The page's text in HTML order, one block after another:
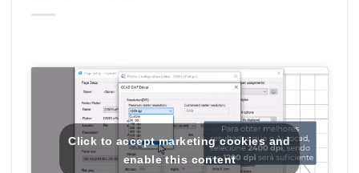
Click to accept marketing cookies and
enable this content